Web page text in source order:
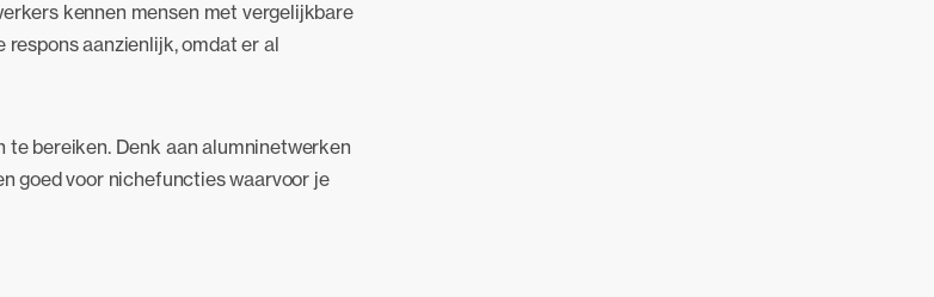
kennen mensen met vergelijkbare
aanzienlijk, omdat er al
bereiken. Denk aan alumninetwerken
goed voor nichefuncties waarvoor je